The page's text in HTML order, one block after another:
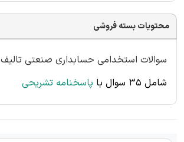
محتویات بسته فروشی
سوالات استخدامی حسابداری صنعتی تالیف
شامل 35 سوال با
پاسخنامه تشریحی